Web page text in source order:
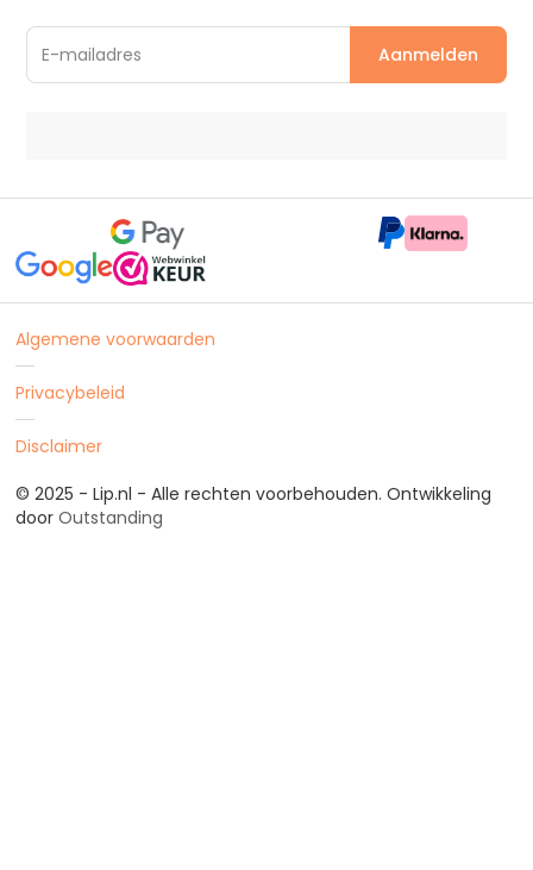
Algemene voorwaarden
Privacybeleid
Disclaimer
© 2025 - Lip.nl - Alle rechten voorbehouden. Ontwikkeling
door Outstanding